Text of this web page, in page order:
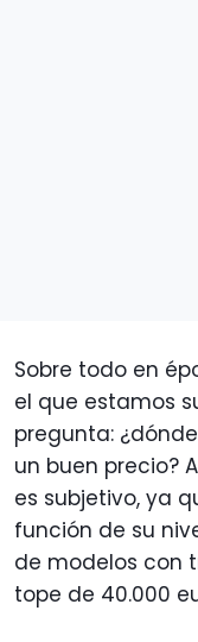
Sobre todo en
el que estamos
pregunta:
un buen precio?
es subjetivo, ya
función de su
de modelos con
tope de 40.000